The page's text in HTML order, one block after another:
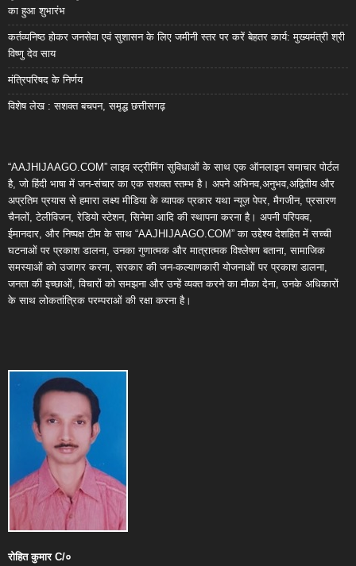
का हुआ शुभारंभ
कर्तव्यनिष्ठ होकर जनसेवा एवं सुशासन के लिए जमीनी स्तर पर करें बेहतर कार्य: मुख्यमंत्री श्री
विष्णु देव साय
मंत्रिपरिषद के निर्णय
विशेष लेख : सशक्त बचपन, समृद्ध छत्तीसगढ़
“AAJHIJAAGO.COM” लाइव स्ट्रीमिंग सुविधाओं के साथ एक ऑनलाइन समाचार पोर्टल
है, जो हिंदी भाषा में जन-संचार का एक सशक्त स्तम्भ है। अपने अभिनव,अनुभव,अद्वितीय और
अप्रतिम प्रयास से हमारा लक्ष्य मीडिया के व्यापक प्रकार यथा न्यूज़ पेपर, मैगजीन, प्रसारण
चैनलों, टेलीविजन, रेडियो स्टेशन, सिनेमा आदि की स्थापना करना है। अपनी परिपक्व,
ईमानदार, और निष्पक्ष टीम के साथ “AAJHIJAAGO.COM” का उद्देश्य देशहित में सच्ची
घटनाओं पर प्रकाश डालना, उनका गुणात्मक और मात्रात्मक विश्लेषण बताना, सामाजिक
समस्याओं को उजागर करना, सरकार की जन-कल्याणकारी योजनाओं पर प्रकाश डालना,
जनता की इच्छाओं, विचारों को समझना और उन्हें व्यक्त करने का मौका देना, उनके अधिकारों
के साथ लोकतांत्रिक परम्पराओं की रक्षा करना है।
रोहित कुमारC/०